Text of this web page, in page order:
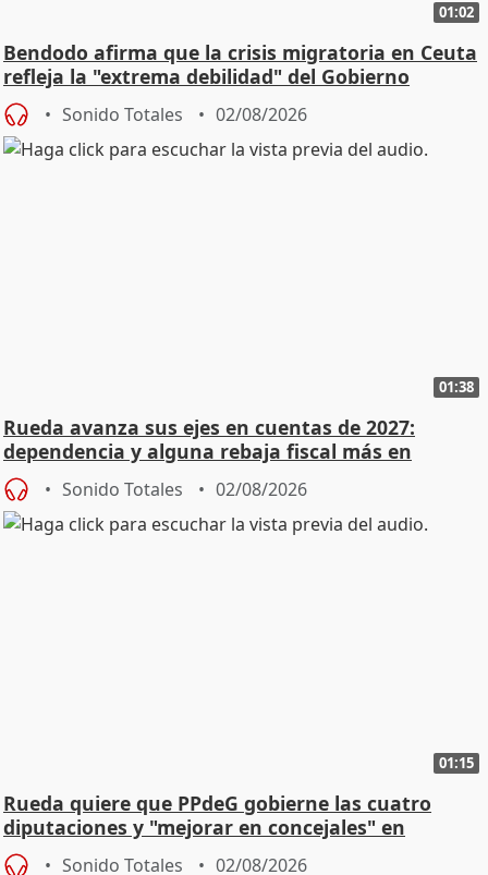
01:02
Bendodo afirma que la crisis migratoria en Ceuta
refleja la "extrema debilidad" del Gobierno
Sonido Totales 02/08/2026
01:38
Rueda avanza sus ejes en cuentas de 2027:
dependencia y alguna rebaja fiscal más en
vivienda
Sonido Totales 02/08/2026
01:15
Rueda quiere que PPdeG gobierne las cuatro
diputaciones y "mejorar en concejales" en
ciudades
Sonido Totales 02/08/2026